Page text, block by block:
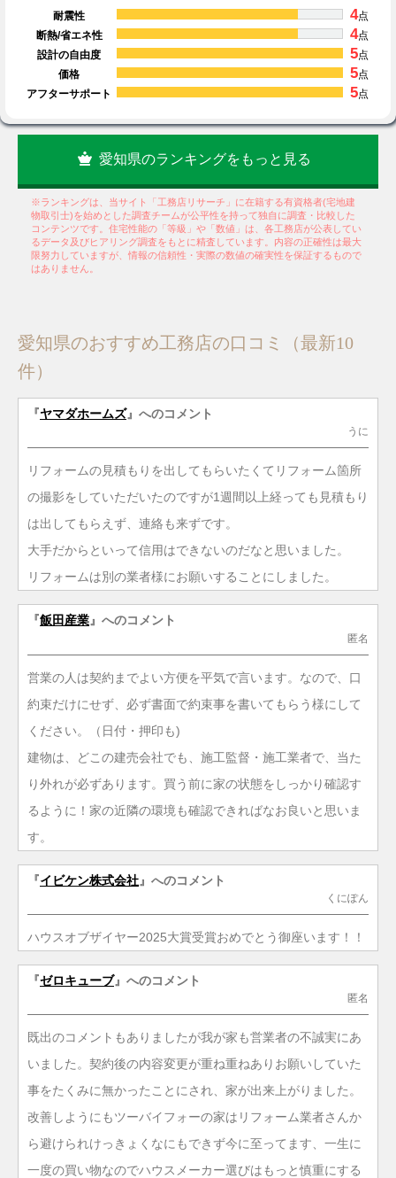
耐震性 4点
断熱/省エネ性
4点
設計の自由度
5点
価格
5点
アフターサポート
5点
愛知県のランキングをもっと見る
※ランキングは、当サイト「工務店リサーチ」に在籍する有資格者(宅地建
物取引士)を始めとした調査チームが公平性を持って独自に調査・比較した
コンテンツです。住宅性能の「等級」や「数値」は、各工務店が公表してい
るデータ及びヒアリング調査をもとに精査しています。内容の正確性は最大
限努力していますが、情報の信頼性・実際の数値の確実性を保証するもので
はありません。
愛知県のおすすめ工務店の口コミ（最新10
件）
『ヤマダホームズ』へのコメント
うに
リフォームの見積もりを出してもらいたくてリフォーム箇所
の撮影をしていただいたのですが1週間以上経っても見積もり
は出してもらえず、連絡も来ずです。
大手だからといって信用はできないのだなと思いました。
リフォームは別の業者様にお願いすることにしました。
『飯田産業』へのコメント
匿名
営業の人は契約までよい方便を平気で言います。なので、口
約束だけにせず、必ず書面で約束事を書いてもらう様にして
ください。（日付・押印も)
建物は、どこの建売会社でも、施工監督・施工業者で、当た
り外れが必ずあります。買う前に家の状態をしっかり確認す
るように！家の近隣の環境も確認できればなお良いと思いま
す。
『イビケン株式会社 』へのコメント
くにぽん
ハウスオブザイヤー2025大賞受賞おめでとう御座います！！
『ゼロキューブ』へのコメント
匿名
既出のコメントもありましたが我が家も営業者の不誠実にあ
いました。契約後の内容変更が重ね重ねありお願いしていた
事をたくみに無かったことにされ、家が出来上がりました。
改善しようにもツーバイフォーの家はリフォーム業者さんか
ら避けられけっきょくなにもできず今に至ってます、一生に
一度の買い物なのでハウスメーカー選びはもっと慎重にする